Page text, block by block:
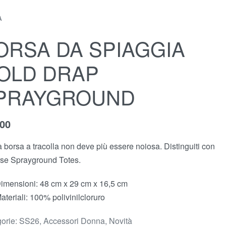
DA SPIAGGIA
DRAP
borsa a tracolla non deve più essere noiosa. Distinguiti con
Sprayground Totes.
48 cm x 29 cm x 16,5 cm
100% polivinilcloruro
SS26, Accessori Donna, Novità